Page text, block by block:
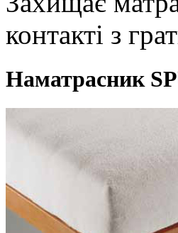
контакті з
Наматрасник